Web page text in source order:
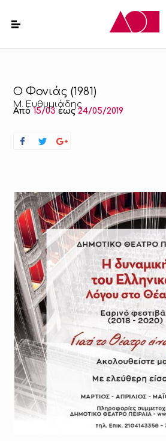
Ο Φονιάς (1981)
Μ. Ευθυμιάδης
Από15/03 έως24/05/2019